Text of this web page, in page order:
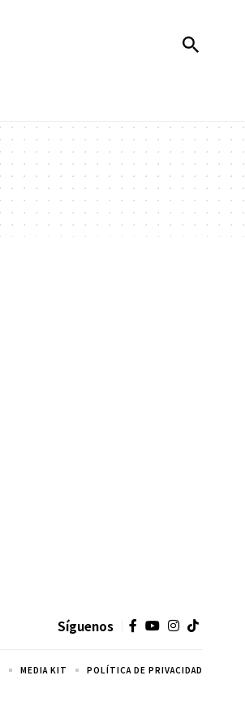
Síguenos
MEDIA KIT POLÍTICA DE PRIVACIDAD